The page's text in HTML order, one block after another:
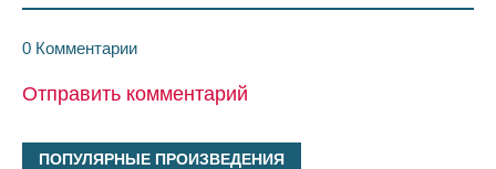
0 Комментарии
Отправить комментарий
ПОПУЛЯРНЫЕ ПРОИЗВЕДЕНИЯ